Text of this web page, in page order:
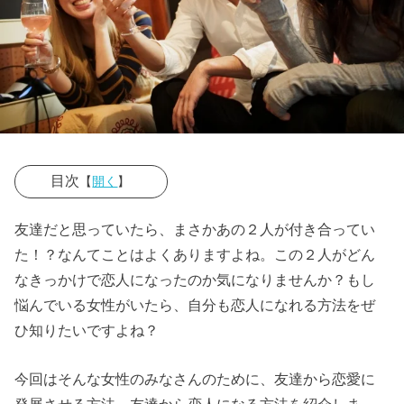
目次 【開く 】
› ◎友達から恋
人になったこ
とはあります
か？そのきっ
かけは？
ら恋人になる
友達だと思っていたら、まさかあの２人が付き合ってい
た！？なんてことはよくありますよね。この２人がどん
なきっかけで恋人になったのか気になりませんか？もし
悩んでいる女性がいたら、自分も恋人になれる方法をぜ
ひ知りたいですよね？
今回はそんな女性のみなさんのために、友達から恋愛に